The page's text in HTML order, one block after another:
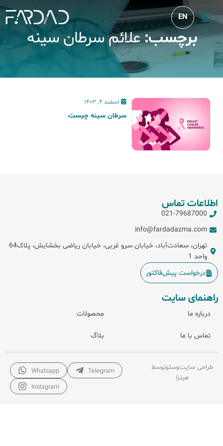
EN
Blog برچسب:علائم سرطان سینه
اسفند 4, 1403
سرطان سینه چیست
اطلاعات تماس
021-79687000
info@fardadazma.com
تهران، سعادت‌آباد، خیابان سرو غربی، خیابان ریاضی بخشایش، پلاک64
واحد 1
راهنمای سایت
درباره ما محصولات
تماس با ما بلاگ
درخواست پیش‌فاکتور
طراحی سایتوسئوتوسط
هینزا
Whatsapp
Telegram
Instagram